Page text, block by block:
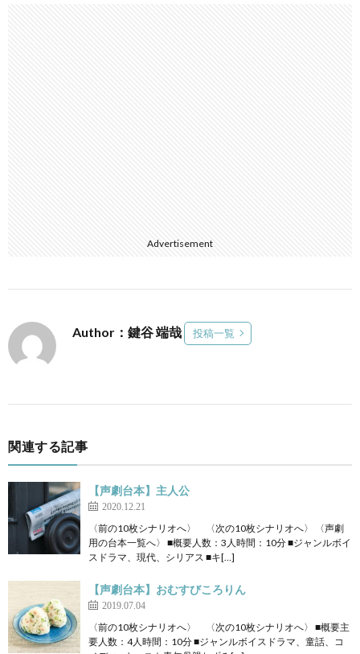
Advertisement
Author：鍵谷 端哉 投稿一覧
関連する記事
【声劇台本】主人公
2020.12.21
〈前の10枚シナリオへ〉 〈次の10枚シナリオへ〉 〈声劇
用の台本一覧へ〉 ■概要人数：3人時間：10分 ■ジャンルボイ
スドラマ、現代、シリアス ■キ[…]
【声劇台本】おむすびころりん
2019.07.04
〈前の10枚シナリオへ〉 〈次の10枚シナリオへ〉 ■概要主
要人数：4人時間：10分 ■ジャンルボイスドラマ、童話、コ